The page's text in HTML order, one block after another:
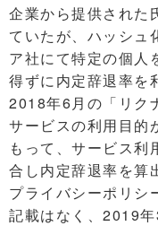
企業から提供された
ていたが、ハッシュ
ア社にて特定の個人
得ずに内定辞退率を
2018年6月の「リク
サービスの利用目的
もって、サービス利
合し内定辞退率を算
プライバシーポリシ
記載はなく、2019